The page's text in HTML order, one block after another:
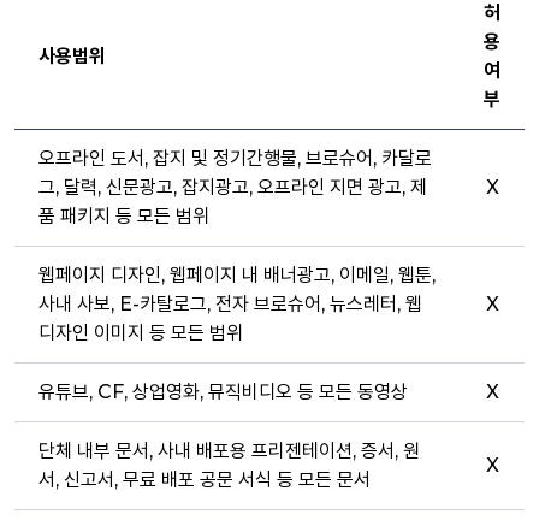
사용범위
허
용
여
부
오프라인 도서, 잡지 및 정기간행물, 브로슈어, 카달로
그, 달력, 신문광고, 잡지광고, 오프라인 지면 광고, 제
품 패키지 등 모든 범위
X
웹페이지 디자인, 웹페이지 내 배너광고, 이메일, 웹툰,
사내 사보, E-카탈로그, 전자 브로슈어, 뉴스레터, 웹
디자인 이미지 등 모든 범위
X
유튜브, CF, 상업영화, 뮤직비디오 등 모든 동영상 X
단체 내부 문서, 사내 배포용 프리젠테이션, 증서, 원
서, 신고서, 무료 배포 공문 서식 등 모든 문서
X